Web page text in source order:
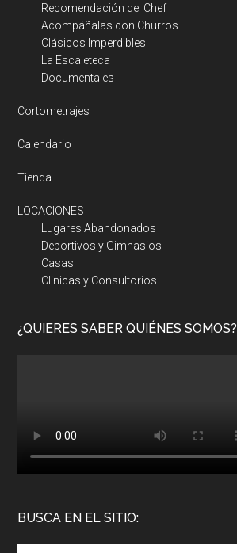
Recomendación del Chef
Acompáñalas con Churros
Clásicos Imperdibles
La Escaleteca
Documentales
Cortometrajes
Calendario
Tienda
LOCACIONES
Lugares Abandonados
Deportivos y Gimnasios
Casas
Clinicas y Consultorios
¿QUIERES SABER QUIÉNES SOMOS?
BUSCA EN EL SITIO: